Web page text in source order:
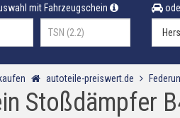
mit Fahrzeugschein
autoteile-preiswert.de
Stoßdämpfer